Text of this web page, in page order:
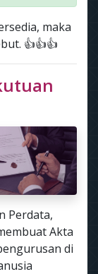
maka
👍👍👍
Perdata,
Akta
di